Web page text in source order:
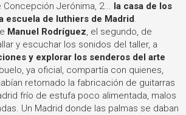
Jerónima, 2... la casa de los
escuela de luthiers de Madrid.
Manuel Rodríguez, el segundo, de
y escuchar los sonidos del taller, a
y explorar los senderos del arte
ya oficial, compartía con quienes,
retomado la fabricación de guitarras
frío de estufa poco alimentada, malos
Un Madrid donde las palmas se daban